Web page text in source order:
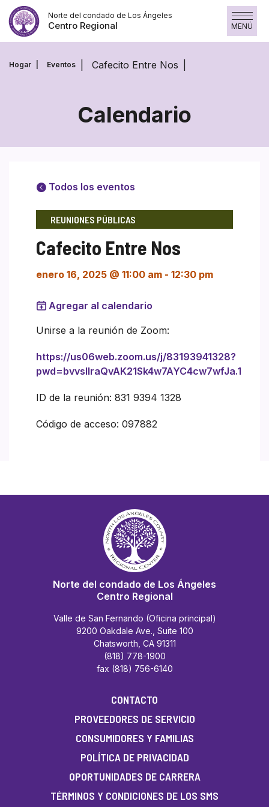
Saltar
contenido
Norte del condado de Los Ángeles
Centro Regional MENÚ
Hogar Eventos Cafecito Entre Nos
Calendario
Todos los eventos
REUNIONES PÚBLICAS
Cafecito Entre Nos
enero 16, 2025 @ 11:00 am - 12:30 pm
Agregar al calendario
Unirse a la reunión de Zoom:
https://us06web.zoom.us/j/83193941328?
pwd=bvvsIlraQvAK21Sk4w7AYC4cw7wfJa.1
ID de la reunión: 831 9394 1328
Código de acceso: 097882
Norte del condado de Los Ángeles
Centro Regional
Valle de San Fernando (Oficina principal)
9200 Oakdale Ave., Suite 100
Chatsworth, CA 91311
(818) 778-1900
fax (818) 756-6140
CONTACTO
PROVEEDORES DE SERVICIO
CONSUMIDORES Y FAMILIAS
POLÍTICA DE PRIVACIDAD
OPORTUNIDADES DE CARRERA
TÉRMINOS Y CONDICIONES DE LOS SMS